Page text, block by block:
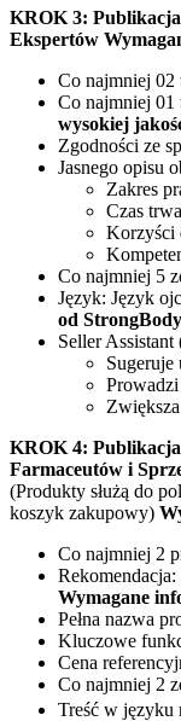
KROK 3:
Ekspertów
Co najmniej 02
Co najmniej 01
wysokiej
Zgodności ze
Jasnego opisu
Zakres
Czas
Korzyści
Co najmniej 5
Język: Język
od
Seller
Sugeruje
Prowadzi
KROK 4:
Farmaceutów i
(Produkty służą do
koszyk zakupowy)
Co najmniej 2
Wymagane
Pełna nazwa
Kluczowe
Cena
Co najmniej 2
Treść w